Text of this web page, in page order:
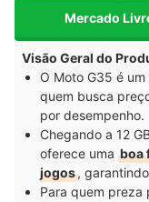
Mercado
Visão Geral do
O Moto G35 é
quem busca
por desempenho.
Chegando a 12
oferece uma boa
jogos,
Para quem